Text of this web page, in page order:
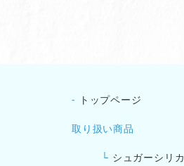
- トップページ
取り扱い商品
└ シュガーシリカ